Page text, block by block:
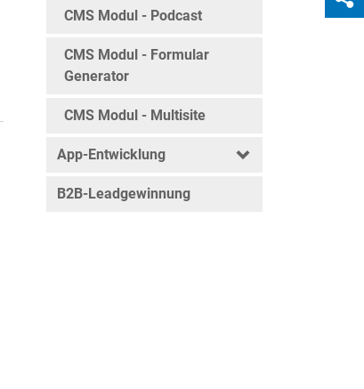
CMS Modul - Podcast
CMS Modul - Formular
Generator
CMS Modul - Multisite
App-Entwicklung
B2B-Leadgewinnung